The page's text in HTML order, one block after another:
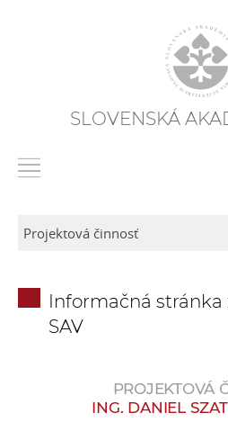
SLOVENSKÁ
Informačná stránka
SAV
PROJEKTOVÁ
ING. DANIEL